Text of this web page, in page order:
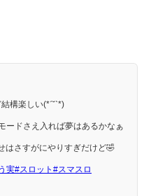
構楽しい(*ˊ˘ˋ*)
ードさえ入れば夢はあるかなぁ
はさすがにやりすぎだけど🤣
実#スロット #スマスロ